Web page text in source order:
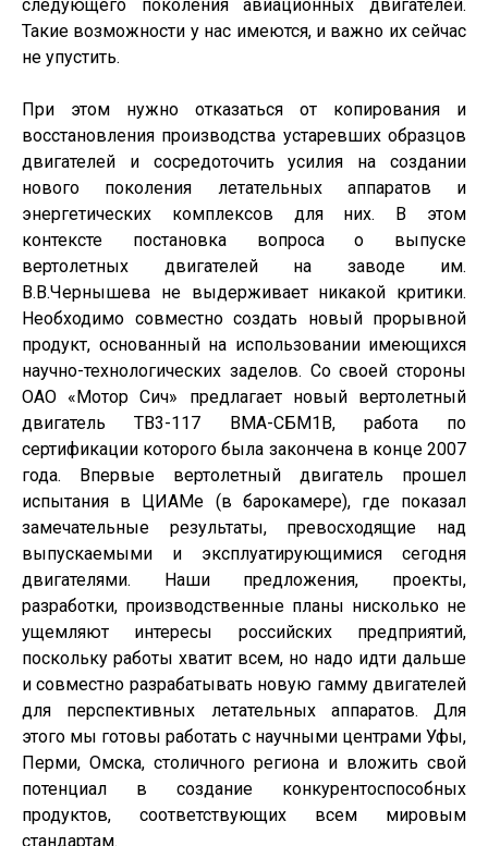
следующего поколения авиационных двигателей.
Такие возможности у нас имеются, и важно их сейчас
не упустить.
При этом нужно отказаться от копирования и
восстановления производства устаревших образцов
двигателей и сосредоточить усилия на создании
нового поколения летательных аппаратов и
энергетических комплексов для них. В этом
контексте постановка вопроса о выпуске
вертолетных двигателей на заводе им.
В.В.Чернышева не выдерживает никакой критики.
Необходимо совместно создать новый прорывной
продукт, основанный на использовании имеющихся
научно-технологических заделов. Со своей стороны
ОАО «Мотор Сич» предлагает новый вертолетный
двигатель ТВ3-117 ВМА-СБМ1В, работа по
сертификации которого была закончена в конце 2007
года. Впервые вертолетный двигатель прошел
испытания в ЦИАМе (в барокамере), где показал
замечательные результаты, превосходящие над
выпускаемыми и эксплуатирующимися сегодня
двигателями. Наши предложения, проекты,
разработки, производственные планы нисколько не
ущемляют интересы российских предприятий,
поскольку работы хватит всем, но надо идти дальше
и совместно разрабатывать новую гамму двигателей
для перспективных летательных аппаратов. Для
этого мы готовы работать с научными центрами Уфы,
Перми, Омска, столичного региона и вложить свой
потенциал в создание конкурентоспособных
продуктов, соответствующих всем мировым
стандартам.